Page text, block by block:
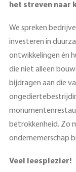
het streven naar
We spreken
investeren in
ontwikkelingen én
die niet alleen
bijdragen aan die
betrokkenheid. Zo
ondernemerschap
Veel leesplezier!